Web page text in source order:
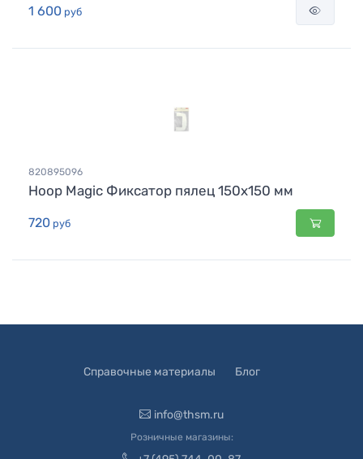
1 600 руб
820895096
Hoop Magic Фиксатор пялец 150х150 мм
720 руб
Справочные материалы Блог
info@thsm.ru
Розничные магазины: